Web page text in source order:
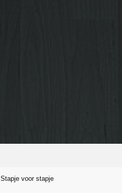
Stapje voor stapje